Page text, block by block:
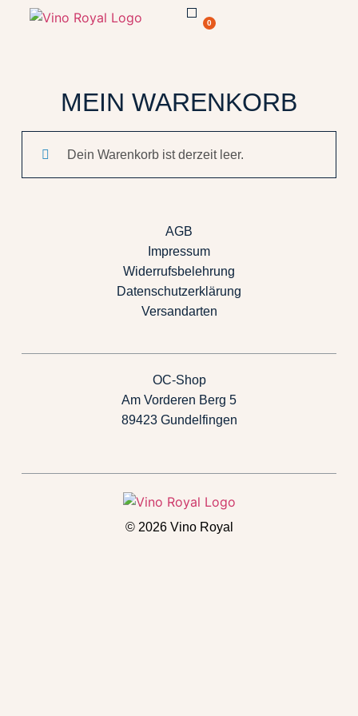
0
MEIN WARENKORB
Dein Warenkorb ist derzeit leer.
© 2026 Vino Royal
OC-Shop
Am Vorderen Berg 5
89423 Gundelfingen
AGB
Impressum
Widerrufsbelehrung
Datenschutzerklärung
Versandarten